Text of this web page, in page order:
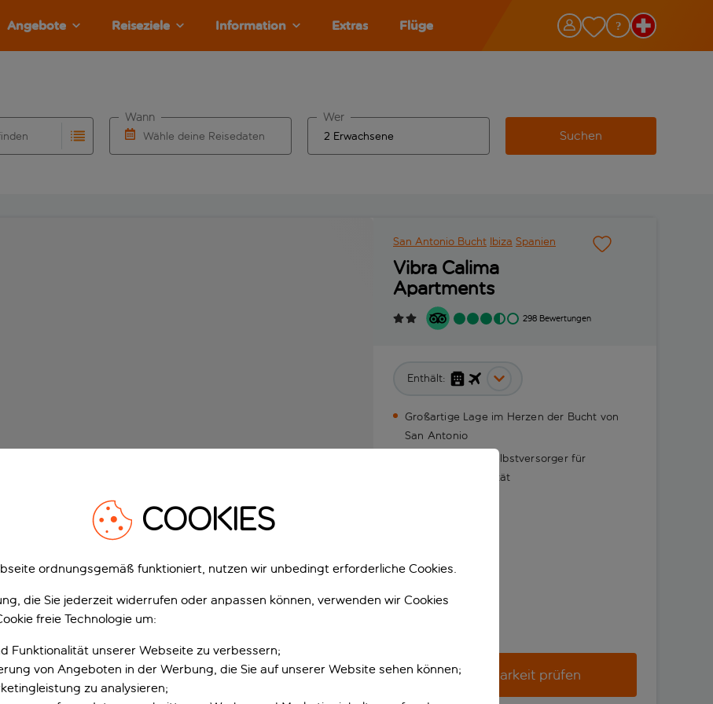
Angebote Reiseziele Information Extras Flüge
Wähle deine Reisedaten
Wann Wer
Suchen
San Antonio Bucht Ibiza Spanien
Vibra Calima
Apartments
298 Bewertungen
Enthält:
Großartige Lage im Herzen der Bucht von
San Antonio
Apartments für Selbstversorger für
ultimative Flexibilität
Verfügbarkeit prüfen
COOKIES
ordnungsgemäß funktioniert, nutzen wir unbedingt erforderliche Cookies.
die Sie jederzeit widerrufen oder anpassen können, verwenden wir Cookies
freie Technologie um:
Funktionalität unserer Webseite zu verbessern;
von Angeboten in der Werbung, die Sie auf unserer Website sehen können;
zu analysieren;